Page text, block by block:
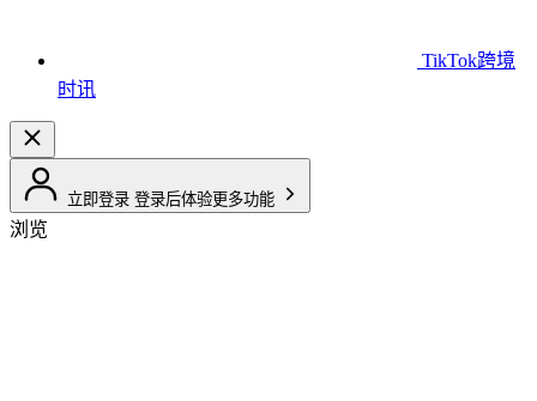
TikTok跨境
时讯
立即登录 登录后体验更多功能
浏览